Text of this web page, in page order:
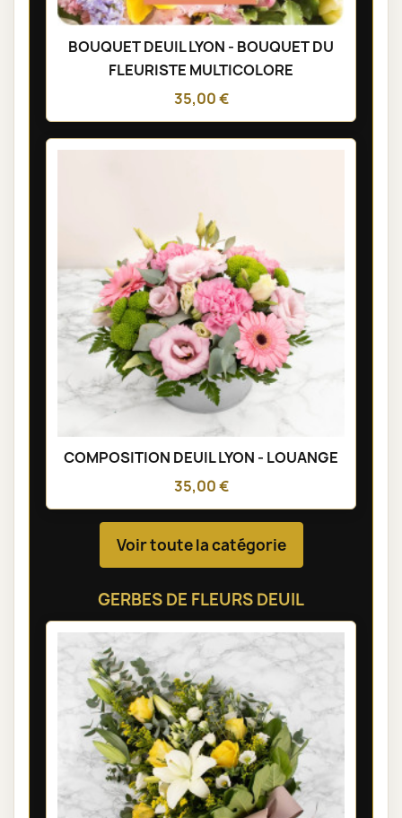
BOUQUET DEUIL LYON - BOUQUET DU
FLEURISTE MULTICOLORE
35,00 €
COMPOSITION DEUIL LYON - LOUANGE
35,00 €
Voir toute la catégorie
GERBES DE FLEURS DEUIL